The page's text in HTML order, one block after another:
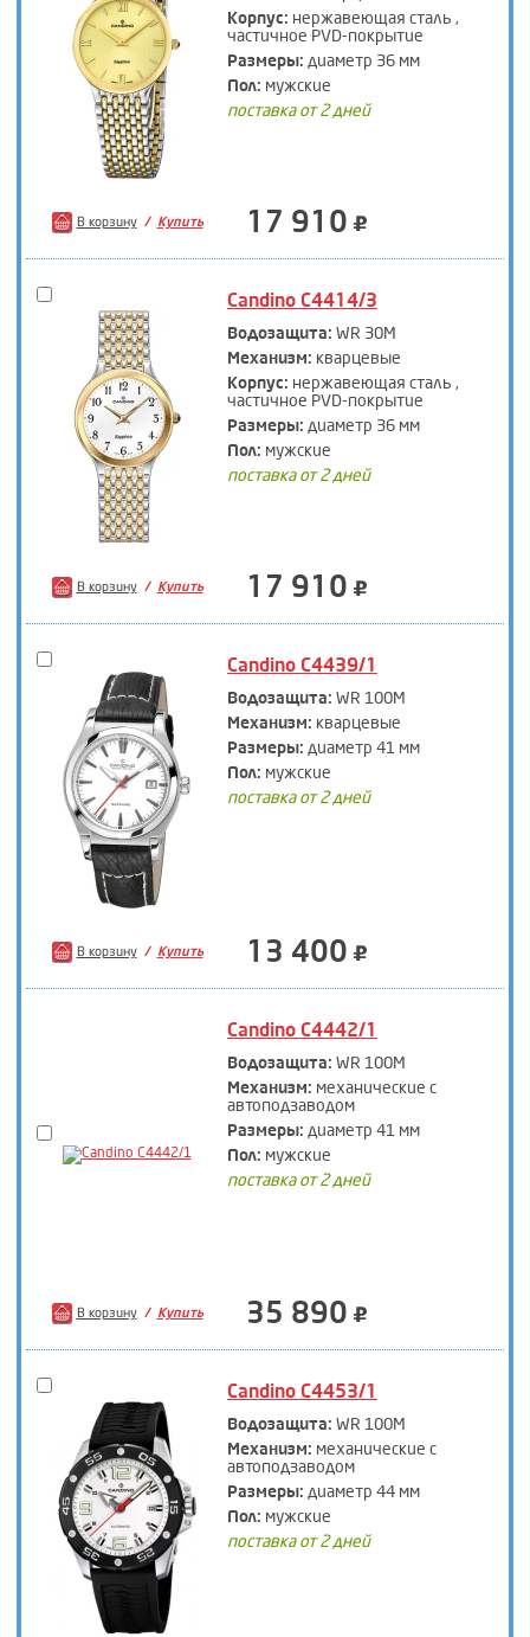
Корпус: нержавеющая сталь ,
частичное PVD-покрытие
Размеры: диаметр 36 мм
Пол: мужские
поставка от 2 дней
В корзину Купить 17 910
Candino C4414/3
Водозащита: WR 30M
Механизм: кварцевые
Корпус: нержавеющая сталь ,
частичное PVD-покрытие
Размеры: диаметр 36 мм
Пол: мужские
поставка от 2 дней
В корзину Купить 17 910
Candino C4439/1
Водозащита: WR 100M
Механизм: кварцевые
Размеры: диаметр 41 мм
Пол: мужские
поставка от 2 дней
В корзину Купить 13 400
Candino C4442/1
Водозащита: WR 100M
Механизм: механические с
автоподзаводом
Размеры: диаметр 41 мм
Пол: мужские
поставка от 2 дней
В корзину Купить 35 890
Candino C4453/1
Водозащита: WR 100M
Механизм: механические с
автоподзаводом
Размеры: диаметр 44 мм
Пол: мужские
поставка от 2 дней